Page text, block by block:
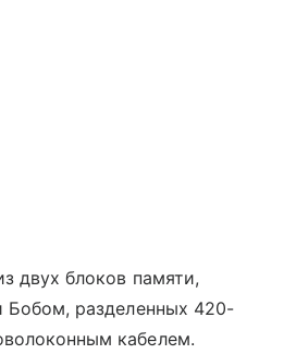
двух блоков памяти,
Бобом, разделенных 420-
кабелем.